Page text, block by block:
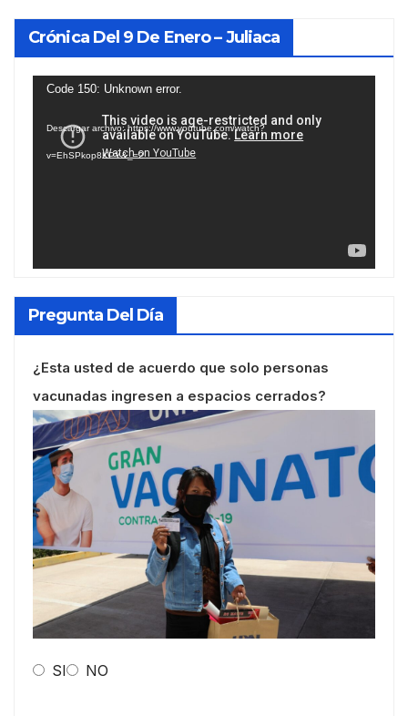
Crónica Del 9 De Enero – Juliaca
Reproductor
vídeo
Code 150: Unknown error.
Descargar archivo: https://www.youtube.com/watch?
v=EhSPkop8KPY&_=2
Pregunta Del Día
¿Esta usted de acuerdo que solo personas
vacunadas ingresen a espacios cerrados?
SI NO